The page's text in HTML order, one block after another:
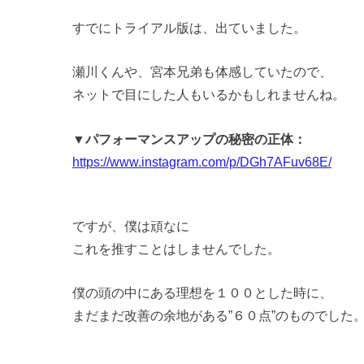
すでにトライアル版は、出ていました。
瀬川くんや、宮本兄弟も体感していたので、
ネットで目にした人もいるかもしれませんね。
▼パフォーマンスアップの秘密の正体：
https://www.instagram.com/p/DGh7AFuv68E/
ですが、僕は頑なに
これを推すことはしませんでした。
僕の頭の中にある理想を１００とした時に、
まだまだ改善の余地がある”６０点”のものでした